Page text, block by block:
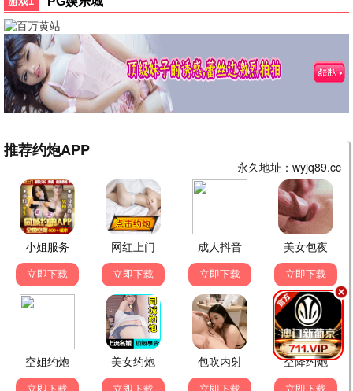
都市夜归人
都市 / 情感 / 全36集